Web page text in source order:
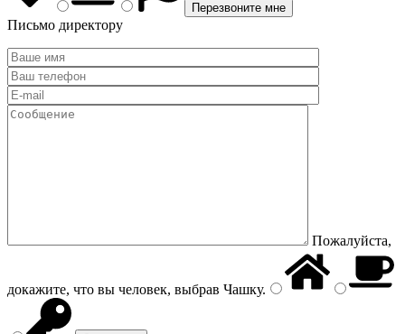
Письмо директору
Пожалуйста,
докажите, что вы человек, выбрав Чашку.